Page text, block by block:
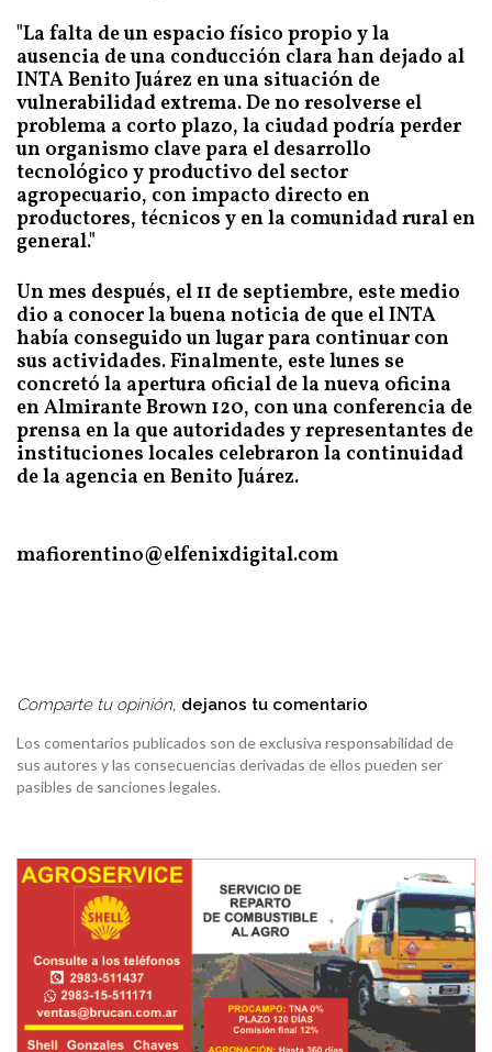
"La falta de un espacio físico propio y la
ausencia de una conducción clara han dejado al
INTA Benito Juárez en una situación de
vulnerabilidad extrema. De no resolverse el
problema a corto plazo, la ciudad podría perder
un organismo clave para el desarrollo
tecnológico y productivo del sector
agropecuario, con impacto directo en
productores, técnicos y en la comunidad rural en
general."
Un mes después, el 11 de septiembre, este medio
dio a conocer la buena noticia de que el INTA
había conseguido un lugar para continuar con
sus actividades. Finalmente, este lunes se
concretó la apertura oficial de la nueva oficina
en Almirante Brown 120, con una conferencia de
prensa en la que autoridades y representantes de
instituciones locales celebraron la continuidad
de la agencia en Benito Juárez.
mafiorentino@elfenixdigital.com
Comparte tu opinión, dejanos tu comentario
Los comentarios publicados son de exclusiva responsabilidad de
sus autores y las consecuencias derivadas de ellos pueden ser
pasibles de sanciones legales.